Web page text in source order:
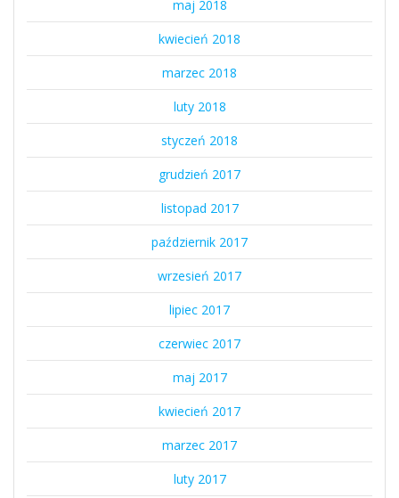
maj 2018
kwiecień 2018
marzec 2018
luty 2018
styczeń 2018
grudzień 2017
listopad 2017
październik 2017
wrzesień 2017
lipiec 2017
czerwiec 2017
maj 2017
kwiecień 2017
marzec 2017
luty 2017